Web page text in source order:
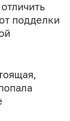
подделки